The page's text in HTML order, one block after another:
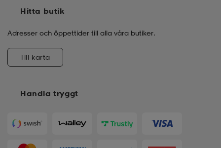
Handla tryggt
Hitta butik
Adresser och öppettider till alla våra butiker.
Till karta